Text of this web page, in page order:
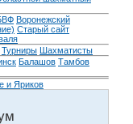
Воронежский
Старый сайт
Турниры Шахматисты
Балашов Тамбов
и Яриков